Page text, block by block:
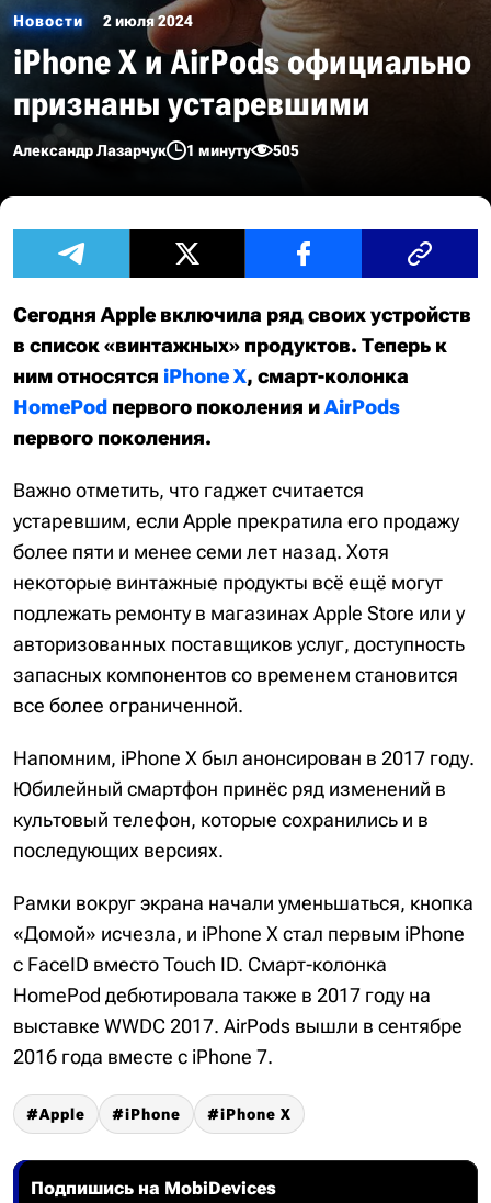
Новости 2 июля 2024
iPhone X и AirPods официально
признаны устаревшими
Александр Лазарчук 1 минуту 505
Сегодня Apple включила ряд своих устройств
в список «винтажных» продуктов. Теперь к
ним относятся iPhone X, смарт-колонка
HomePod первого поколения иAirPods
первого поколения.
Важно отметить, что гаджет считается
устаревшим, если Apple прекратила его продажу
более пяти и менее семи лет назад. Хотя
некоторые винтажные продукты всё ещё могут
подлежать ремонту в магазинах Apple Store или у
авторизованных поставщиков услуг, доступность
запасных компонентов со временем становится
все более ограниченной.
Напомним, iPhone X был анонсирован в 2017 году.
Юбилейный смартфон принёс ряд изменений в
культовый телефон, которые сохранились и в
последующих версиях.
Рамки вокруг экрана начали уменьшаться, кнопка
«Домой» исчезла, и iPhone X стал первым iPhone
с FaceID вместо Touch ID. Смарт-колонка
HomePod дебютировала также в 2017 году на
выставке WWDC 2017. AirPods вышли в сентябре
2016 года вместе с iPhone 7.
Apple iPhone iPhone X
Подпишись на MobiDevices